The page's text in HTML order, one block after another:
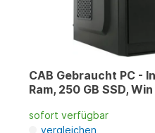
CAB Gebraucht PC -
Ram, 250 GB SSD, Win
sofort verfügbar
vergleichen